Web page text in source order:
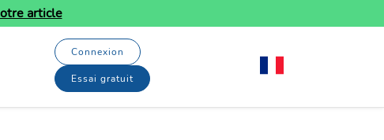
article
Connexion
Essai gratuit